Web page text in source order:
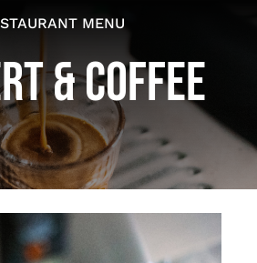
MENU
& COFFEE